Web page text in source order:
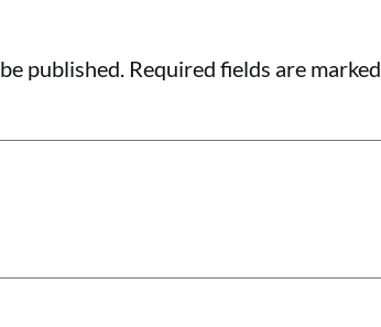
published. Required fields are marked